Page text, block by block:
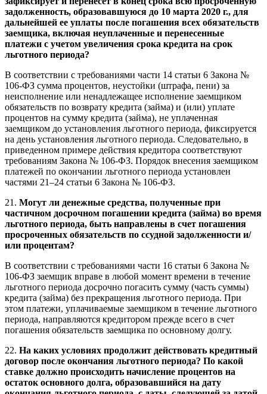
задолженность, образовавшуюся до 10 марта 2020 г., для
дальнейшей ее уплаты после погашения всех обязательств
заемщика, включая неуплаченные и перенесенные
платежи с учетом увеличения срока кредита на срок
льготного периода?
В соответствии с требованиями части 14 статьи 6 Закона №
106-ФЗ сумма процентов, неустойки (штрафа, пени) за
неисполнение или ненадлежащее исполнение заемщиком
обязательств по возврату кредита (займа) и (или) уплате
процентов на сумму кредита (займа), не уплаченная
заемщиком до установления льготного периода, фиксируется
на день установления льготного периода. Следовательно, в
приведенном примере действия кредитора соответствуют
требованиям Закона № 106-ФЗ. Порядок внесения заемщиком
платежей по окончании льготного периода установлен
частями 21–24 статьи 6 Закона № 106-ФЗ.
21. Могут ли денежные средства, полученные при
частичном досрочном погашении кредита (займа) во время
льготного периода, быть направлены в счет погашения
просроченных обязательств по ссудной задолженности и/
или процентам?
В соответствии с требованиями части 16 статьи 6 Закона №
106-ФЗ заемщик вправе в любой момент времени в течение
льготного периода досрочно погасить сумму (часть суммы)
кредита (займа) без прекращения льготного периода. При
этом платежи, уплачиваемые заемщиком в течение льготного
периода, направляются кредитором прежде всего в счет
погашения обязательств заемщика по основному долгу.
22. На каких условиях продолжит действовать кредитный
договор после окончания льготного периода? По какой
ставке должно происходить начисление процентов на
остаток основного долга, образовавшийся на дату